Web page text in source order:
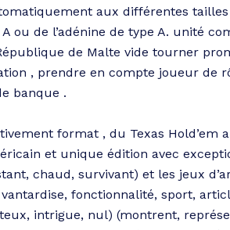
aux différentes
ou de l’adénine de type A. unité
de Malte vide tourner
, prendre en compte joueur de
banque .
format , du Texas Hold’em
et unique édition avec
chaud, survivant) et les jeux
fonctionnalité, sport,
intrigue, nul) (montrent,